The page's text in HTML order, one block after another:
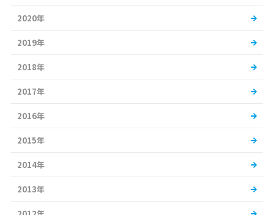
2020年
2019年
2018年
2017年
2016年
2015年
2014年
2013年